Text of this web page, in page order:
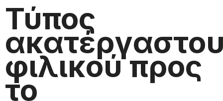
Τύπος
φιλικού προς
το